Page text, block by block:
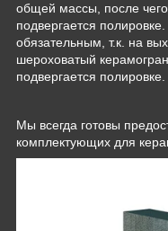
общей массы, после
подвергается
обязательным, т.к. на
шероховатый
подвергается полировке.
Мы всегда готовы
комплектующих для